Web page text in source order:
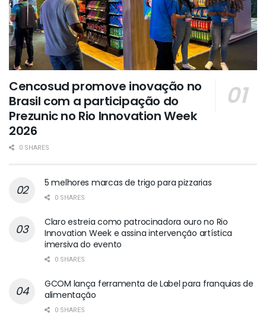
Cencosud promove inovação no
Brasil com a participação do
Prezunic no Rio Innovation Week
2026
0 SHARES
5 melhores marcas de trigo para pizzarias
0 SHARES
Claro estreia como patrocinadora ouro no Rio
Innovation Week e assina intervenção artística
imersiva do evento
0 SHARES
GCOM lança ferramenta de Label para franquias de
alimentação
0 SHARES